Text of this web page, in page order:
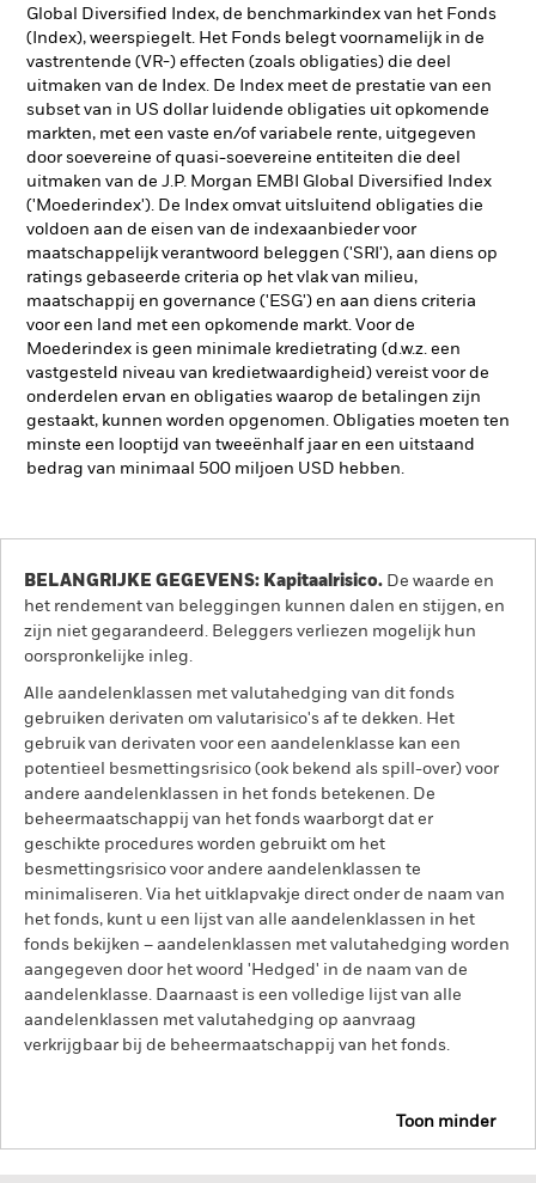
Global Diversified Index, de benchmarkindex van het Fonds
(Index), weerspiegelt. Het Fonds belegt voornamelijk in de
vastrentende (VR-) effecten (zoals obligaties) die deel
uitmaken van de Index. De Index meet de prestatie van een
subset van in US dollar luidende obligaties uit opkomende
markten, met een vaste en/of variabele rente, uitgegeven
door soevereine of quasi-soevereine entiteiten die deel
uitmaken van de J.P. Morgan EMBI Global Diversified Index
('Moederindex'). De Index omvat uitsluitend obligaties die
voldoen aan de eisen van de indexaanbieder voor
maatschappelijk verantwoord beleggen ('SRI'), aan diens op
ratings gebaseerde criteria op het vlak van milieu,
maatschappij en governance ('ESG') en aan diens criteria
voor een land met een opkomende markt. Voor de
Moederindex is geen minimale kredietrating (d.w.z. een
vastgesteld niveau van kredietwaardigheid) vereist voor de
onderdelen ervan en obligaties waarop de betalingen zijn
gestaakt, kunnen worden opgenomen. Obligaties moeten ten
minste een looptijd van tweeënhalf jaar en een uitstaand
bedrag van minimaal 500 miljoen USD hebben.
BELANGRIJKE GEGEVENS: Kapitaalrisico. De waarde en
het rendement van beleggingen kunnen dalen en stijgen, en
zijn niet gegarandeerd. Beleggers verliezen mogelijk hun
oorspronkelijke inleg.
Alle aandelenklassen met valutahedging van dit fonds
gebruiken derivaten om valutarisico's af te dekken. Het
gebruik van derivaten voor een aandelenklasse kan een
potentieel besmettingsrisico (ook bekend als spill-over) voor
andere aandelenklassen in het fonds betekenen. De
beheermaatschappij van het fonds waarborgt dat er
geschikte procedures worden gebruikt om het
besmettingsrisico voor andere aandelenklassen te
minimaliseren. Via het uitklapvakje direct onder de naam van
het fonds, kunt u een lijst van alle aandelenklassen in het
fonds bekijken – aandelenklassen met valutahedging worden
aangegeven door het woord 'Hedged' in de naam van de
aandelenklasse. Daarnaast is een volledige lijst van alle
aandelenklassen met valutahedging op aanvraag
verkrijgbaar bij de beheermaatschappij van het fonds.
Toon minder